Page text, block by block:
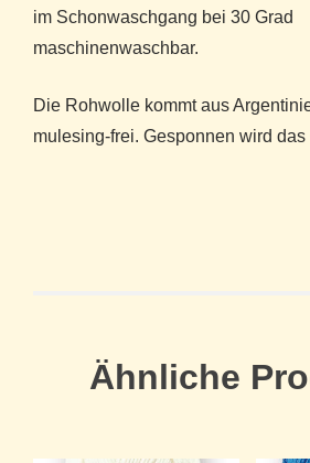
im Schonwaschgang bei 30 Grad
maschinenwaschbar.
Die Rohwolle kommt aus
mulesing-frei. Gesponnen wird das
Ähnliche